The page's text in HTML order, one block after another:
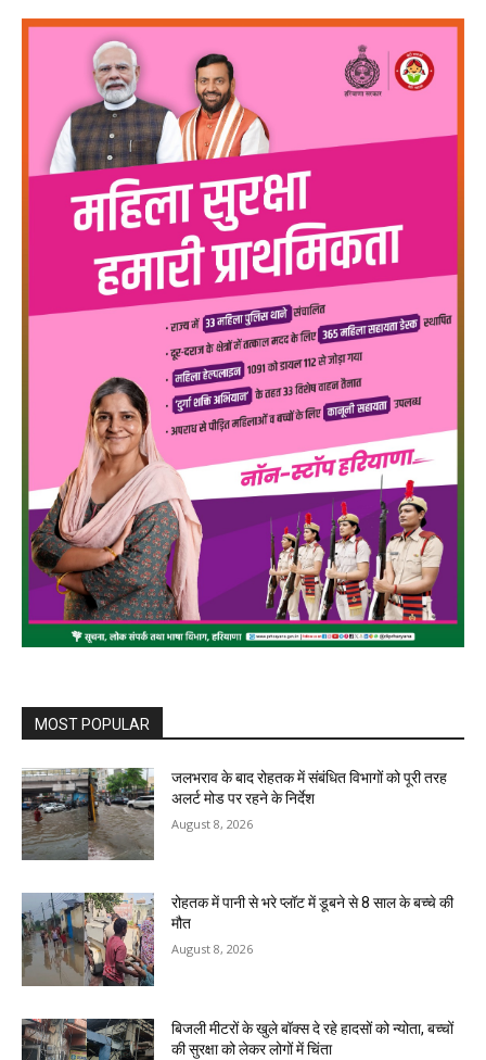
MOST POPULAR
जलभराव के बाद रोहतक में संबंधित विभागों को पूरी तरह
अलर्ट मोड पर रहने के निर्देश
August 8, 2026
रोहतक में पानी से भरे प्लॉट में डूबने से 8 साल के बच्चे की
मौत
August 8, 2026
बिजली मीटरों के खुले बॉक्स दे रहे हादसों को न्योता, बच्चों
की सुरक्षा को लेकर लोगों में चिंता